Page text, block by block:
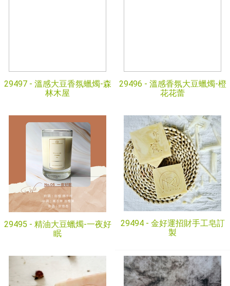
29497 - 溫感大豆香氛蠟燭-森
林木屋
29496 - 溫感香氛大豆蠟燭-橙
花花蕾
29495 - 精油大豆蠟燭-一夜好
眠
29494 - 金好運招財手工皂訂
製